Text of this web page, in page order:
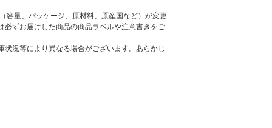
容量、パッケージ、原材料、原産国など）が変更
ずお届けした商品の商品ラベルや注意書きをご
況等により異なる場合がございます。あらかじ